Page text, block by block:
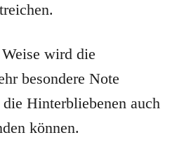
wird die
besondere Note
Hinterbliebenen auch
können.